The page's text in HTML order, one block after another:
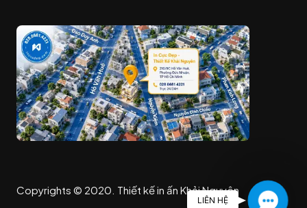
Copyrights © 2020. Thiết kế in ấn Khải Nguyên
C
LIÊN HỆ